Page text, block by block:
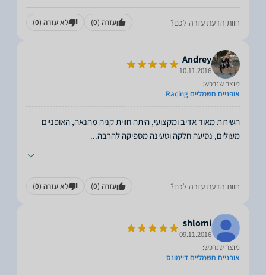
חוות הדעת עזרה לכם? עזרה (0) לא עזרה (0)
Andrey
10.11.2016
מוצר שנרכש:
אופניים חשמליים Racing
השירות מאוד אדיב ומקצועי, היתה חווית קניה מהנאה, האופניים
מעולים, נסיעה חלקה וטעינה מספיקה להרבה...
חוות הדעת עזרה לכם? עזרה (0) לא עזרה (0)
shlomi
09.11.2016
מוצר שנרכש:
אופניים חשמליים דיימונס